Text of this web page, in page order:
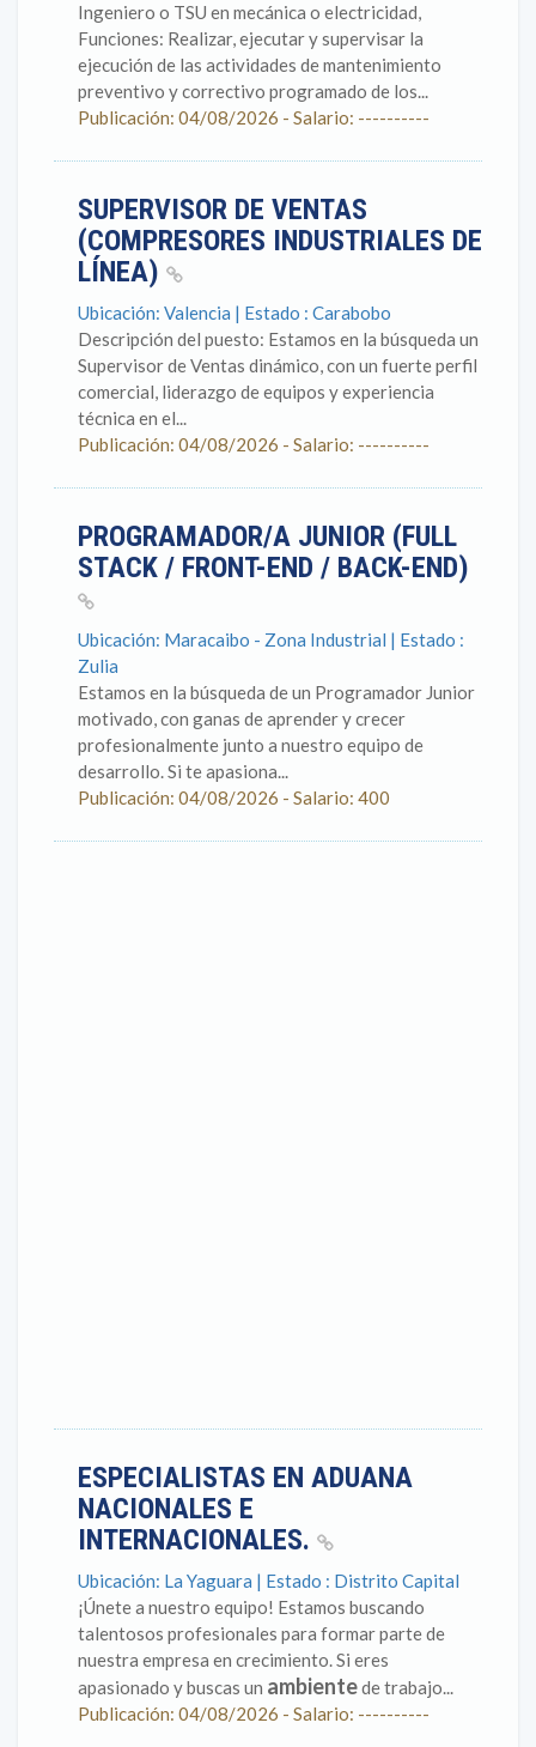
Ingeniero o TSU en mecánica o electricidad,
Funciones: Realizar, ejecutar y supervisar la
ejecución de las actividades de mantenimiento
preventivo y correctivo programado de los...
Publicación: 04/08/2026 - Salario: ----------
SUPERVISOR DE VENTAS
(COMPRESORES INDUSTRIALES DE
LÍNEA)
Ubicación: Valencia | Estado : Carabobo
Descripción del puesto: Estamos en la búsqueda un
Supervisor de Ventas dinámico, con un fuerte perfil
comercial, liderazgo de equipos y experiencia
técnica en el...
Publicación: 04/08/2026 - Salario: ----------
PROGRAMADOR/A JUNIOR (FULL
STACK / FRONT-END / BACK-END)
Ubicación: Maracaibo - Zona Industrial | Estado :
Zulia
Estamos en la búsqueda de un Programador Junior
motivado, con ganas de aprender y crecer
profesionalmente junto a nuestro equipo de
desarrollo. Si te apasiona...
Publicación: 04/08/2026 - Salario: 400
ESPECIALISTAS EN ADUANA
NACIONALES E
INTERNACIONALES.
Ubicación: La Yaguara | Estado : Distrito Capital
¡Únete a nuestro equipo! Estamos buscando
talentosos profesionales para formar parte de
nuestra empresa en crecimiento. Si eres
apasionado y buscas un ambientede trabajo...
Publicación: 04/08/2026 - Salario: ----------